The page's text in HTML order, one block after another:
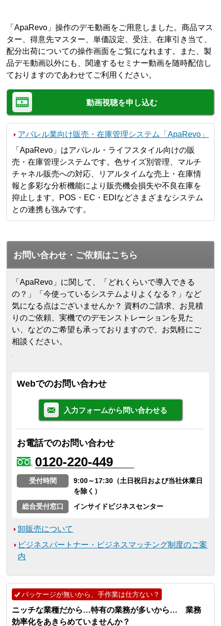
「ApaRevo」操作のデモ動画をご用意しました。商品マス
ター、得意先マスター、単価設定、受注、在庫引き当て、
配分出荷についての操作画面をご覧になれます。また、製
品デモ動画以外にも、関連するセミナー動画を随時配信し
ておりますのであわせてご利用ください。
動画視聴を申し込む
アパレル業向け販売・在庫管理システム「ApaRevo」
「ApaRevo」はアパレル・ライフスタイル向けの販
売・在庫管理システムです。色サイズ別管理、マルチ
チャネル販売への対応、リアルタイムな売上・在庫情
報と多彩な分析機能により販売機会損失や不良在庫を
抑止します。POS・EC・EDIなどさまざまなシステム
との連携も強みです。
お問い合わせ・ご依頼はこちら
「ApaRevo」に関して、「どれくらいで導入できる
の？」「今使っているシステムよりよくなる？」など
気になる点はございませんか？ 資料のご請求、お見積
りのご依頼、実機でのデモンストレーションを見た
い、などのご希望も承っておりますので、お気軽にご
相談ください。
Webでのお問い合わせ
入力フォームから問い合わせる
お電話でのお問い合わせ
0120-220-449
受付時間
9:00～17:30（土日祝日および当社休業日
を除く）
総合受付窓口
インサイドビジネスセンター
卸販売について
ビジネスパートナー・ビジネスマッチング制度のご案
内
パッケージが無いから、手作業は仕方ない？
ニッチな業種だから…特有の業務が多いから… 業務
効率化をあきらめていませんか？